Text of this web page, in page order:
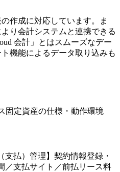
作成に対応しています。ま
り会計システムと連携できる
会計」とはスムーズなデー
機能によるデータ取り込みも
固定資産の仕様・動作環境
支払）管理】契約情報登録・
／支払サイト／前払リース料